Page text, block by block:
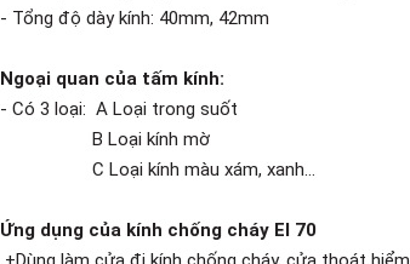
- Tổng độ dày kính: 40mm, 42mm
Ngoại quan của tấm kính:
- Có 3 loại: A Loại trong suốt
B Loại kính mờ
C Loại kính màu xám, xanh...
Ứng dụng của kính chống cháy EI 70